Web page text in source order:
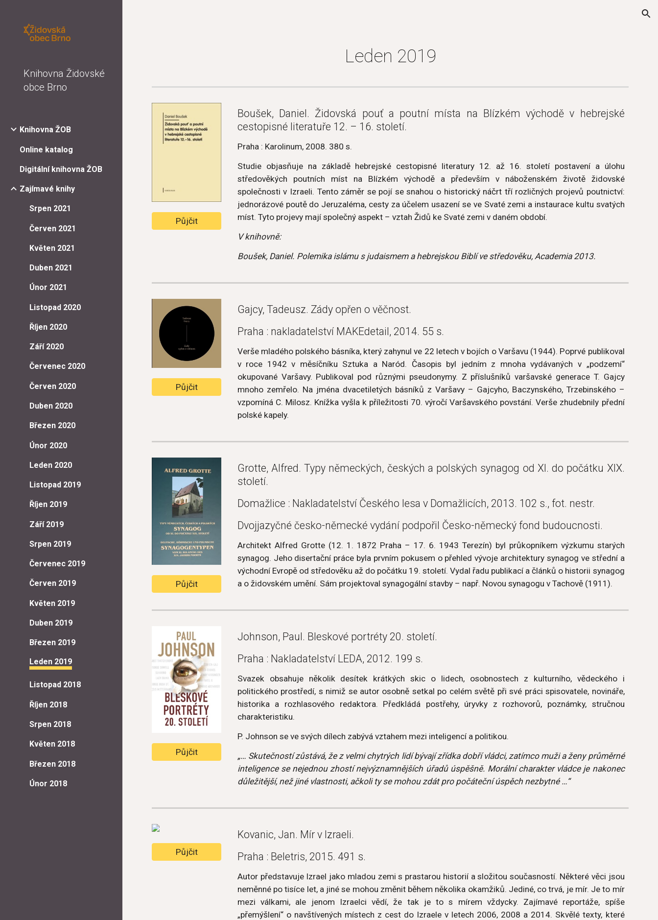
Knihovna Židovské
obce Brno
Knihovna ŽOB
Online katalog
Digitální knihovna ŽOB
Zajímavé knihy
Srpen 2021
Červen 2021
Květen 2021
Duben 2021
Únor 2021
Listopad 2020
Říjen 2020
Září 2020
Červenec 2020
Červen 2020
Duben 2020
Březen 2020
Únor 2020
Leden 2020
Listopad 2019
Říjen 2019
Září 2019
Srpen 2019
Červenec 2019
Červen 2019
Květen 2019
Duben 2019
Březen 2019
Leden 2019
Listopad 2018
Říjen 2018
Srpen 2018
Květen 2018
Březen 2018
Únor 2018
Leden 2019
Půjčit
Boušek, Daniel. Židovská pouť a poutní místa na Blízkém východě v hebrejské
cestopisné literatuře 12. – 16. století.
Praha : Karolinum, 2008. 380 s.
Studie objasňuje na základě hebrejské cestopisné literatury 12. až 16. století postavení a úlohu
středověkých poutních míst na Blízkém východě a především v náboženském životě židovské
společnosti v Izraeli. Tento záměr se pojí se snahou o historický náčrt tří rozličných projevů poutnictví:
jednorázové poutě do Jeruzaléma, cesty za účelem usazení se ve Svaté zemi a instaurace kultu svatých
míst. Tyto projevy mají společný aspekt – vztah Židů ke Svaté zemi v daném období.
V knihovně:
Boušek, Daniel. Polemika islámu s judaismem a hebrejskou Biblí ve středověku, Academia 2013.
Půjčit
Gajcy, Tadeusz. Zády opřen o věčnost.
Praha : nakladatelství MAKEdetail, 2014. 55 s.
Verše mladého polského básníka, který zahynul ve 22 letech v bojích o Varšavu (1944). Poprvé publikoval
v roce 1942 v měsíčníku Sztuka a Naród. Časopis byl jedním z mnoha vydávaných v „podzemí“
okupované Varšavy. Publikoval pod různými pseudonymy. Z příslušníků varšavské generace T. Gajcy
mnoho zemřelo. Na jména dvacetiletých básníků z Varšavy – Gajcyho, Baczynského, Trzebinského –
vzpomíná C. Milosz. Knížka vyšla k příležitosti 70. výročí Varšavského povstání. Verše zhudebnily přední
polské kapely.
Půjčit
Grotte, Alfred. Typy německých, českých a polských synagog od XI. do počátku XIX.
století.
Domažlice : Nakladatelství Českého lesa v Domažlicích, 2013. 102 s., fot. nestr.
Dvojjazyčné česko-německé vydání podpořil Česko-německý fond budoucnosti.
Architekt Alfred Grotte (12. 1. 1872 Praha – 17. 6. 1943 Terezín) byl průkopníkem výzkumu starých
synagog. Jeho disertační práce byla prvním pokusem o přehled vývoje architektury synagog ve střední a
východní Evropě od středověku až do počátku 19. století. Vydal řadu publikací a článků o historii synagog
a o židovském umění. Sám projektoval synagogální stavby – např. Novou synagogu v Tachově (1911).
Půjčit
Johnson, Paul. Bleskové portréty 20. století.
Praha : Nakladatelství LEDA, 2012. 199 s.
Svazek obsahuje několik desítek krátkých skic o lidech, osobnostech z kulturního, vědeckého i
politického prostředí, s nimiž se autor osobně setkal po celém světě při své práci spisovatele, novináře,
historika a rozhlasového redaktora. Předkládá postřehy, úryvky z rozhovorů, poznámky, stručnou
charakteristiku.
P. Johnson se ve svých dílech zabývá vztahem mezi inteligencí a politikou.
„… Skutečností zůstává, že z velmi chytrých lidí bývají zřídka dobří vládci, zatímco muži a ženy průměrné
inteligence se nejednou zhostí nejvýznamnějších úřadů úspěšně. Morální charakter vládce je nakonec
důležitější, než jiné vlastnosti, ačkoli ty se mohou zdát pro počáteční úspěch nezbytné …“
Půjčit
Kovanic, Jan. Mír v Izraeli.
Praha : Beletris, 2015. 491 s.
Autor představuje Izrael jako mladou zemi s prastarou historií a složitou současností. Některé věci jsou
neměnné po tisíce let, a jiné se mohou změnit během několika okamžiků. Jediné, co trvá, je mír. Je to mír
mezi válkami, ale jenom Izraelci vědí, že tak je to s mírem vždycky. Zajímavé reportáže, spíše
„přemýšlení“ o navštívených místech z cest do Izraele v letech 2006, 2008 a 2014. Skvělé texty, které